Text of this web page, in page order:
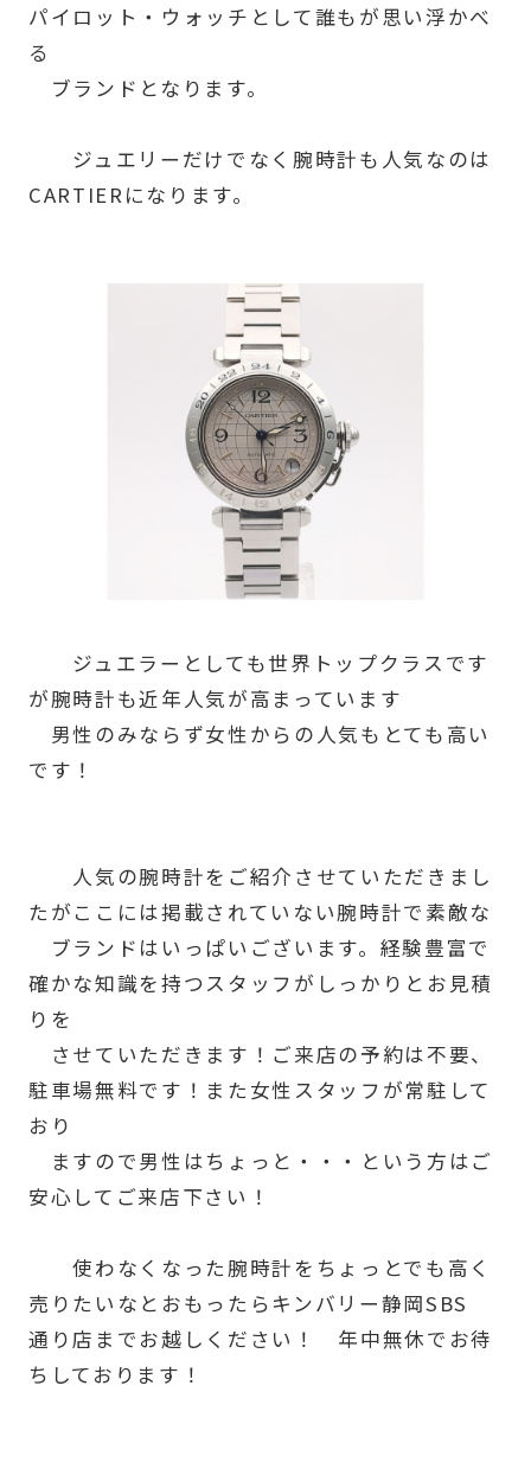
パイロット・ウォッチとして誰もが思い浮かべ
る
ブランドとなります。
ジュエリーだけでなく腕時計も人気なのは
CARTIERになります。
ジュエラーとしても世界トップクラスです
が腕時計も近年人気が高まっています
男性のみならず女性からの人気もとても高い
です！
人気の腕時計をご紹介させていただきまし
たがここには掲載されていない腕時計で素敵な
ブランドはいっぱいございます。経験豊富で
確かな知識を持つスタッフがしっかりとお見積
りを
させていただきます！ご来店の予約は不要、
駐車場無料です！また女性スタッフが常駐して
おり
ますので男性はちょっと・・・という方はご
安心してご来店下さい！
使わなくなった腕時計をちょっとでも高く
売りたいなとおもったらキンバリー静岡SBS
通り店までお越しください！ 年中無休でお待
ちしております！